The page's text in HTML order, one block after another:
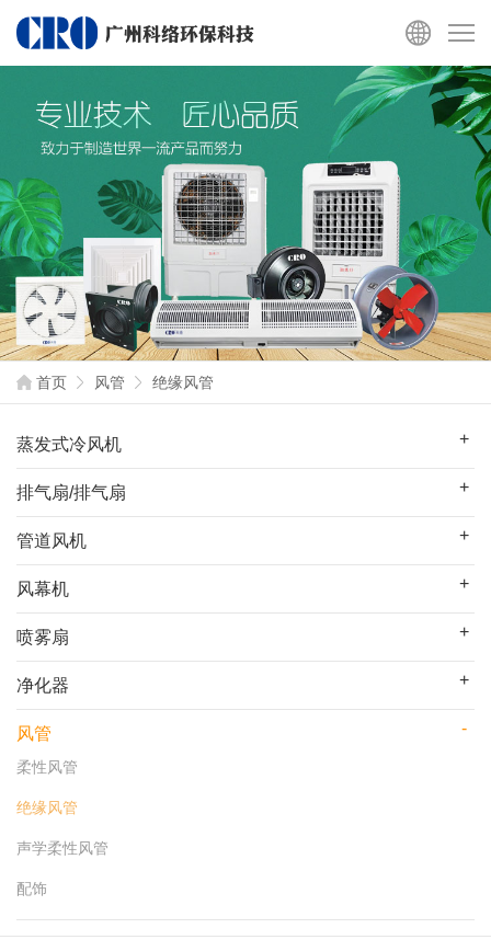
首页 风管 绝缘风管
蒸发式冷风机
排气扇/排气扇
管道风机
风幕机
喷雾扇
净化器
风管
柔性风管
绝缘风管
声学柔性风管
配饰